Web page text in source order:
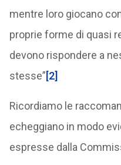
mentre loro giocano
proprie forme di quasi
devono rispondere a
stesse”[2]
Ricordiamo le
echeggiano in modo
espresse dalla